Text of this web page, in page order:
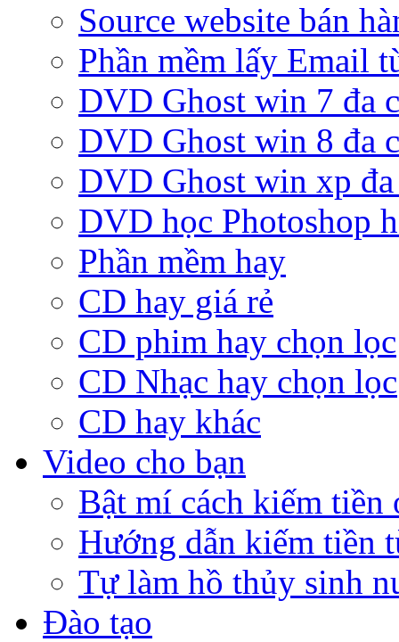
Source website bán
Phần mềm lấy Email
DVD Ghost win 7 đa
DVD Ghost win 8 đa
DVD Ghost win xp
DVD học Photoshop
Phần mềm hay
CD hay giá rẻ
CD phim hay chọn lọc
CD Nhạc hay chọn lọc
CD hay khác
Video cho bạn
Bật mí cách kiếm tiền
Hướng dẫn kiếm tiền
Tự làm hồ thủy sinh
Đào tạo